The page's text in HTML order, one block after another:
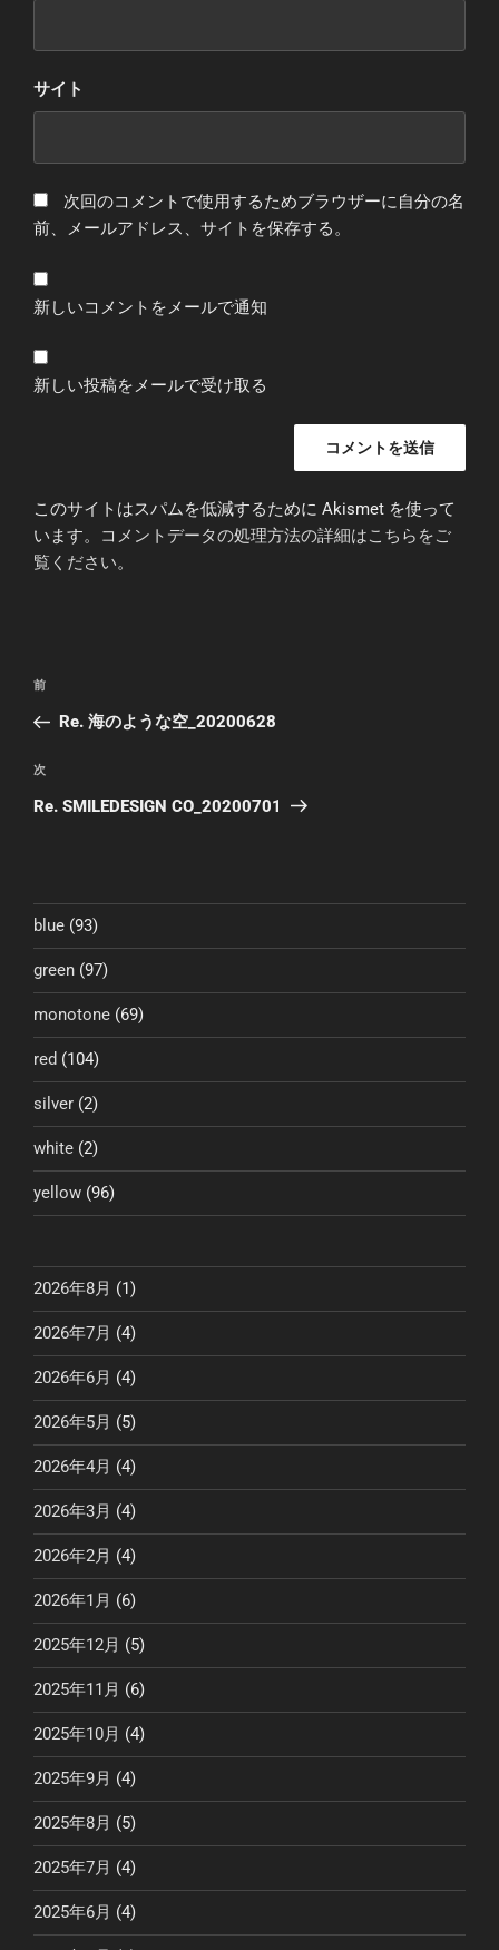
サイト
次回のコメントで使用するためブラウザーに自分の名
前、メールアドレス、サイトを保存する。
新しいコメントをメールで通知
新しい投稿をメールで受け取る
このサイトはスパムを低減するために Akismet を使って
います。
コメントデータの処理方法の詳細はこちらをご
覧ください。
投
ナ
ビ
ゲ
ン
前
の
稿
前
Re. 海のような空_20200628
次
の
次
Re. SMILEDESIGN CO_20200701
blue (93)
green (97)
monotone (69)
red (104)
silver (2)
white (2)
yellow (96)
2026年8月 (1)
2026年7月 (4)
2026年6月 (4)
2026年5月 (5)
2026年4月 (4)
2026年3月 (4)
2026年2月 (4)
2026年1月 (6)
2025年12月 (5)
2025年11月 (6)
2025年10月 (4)
2025年9月 (4)
2025年8月 (5)
2025年7月 (4)
2025年6月 (4)